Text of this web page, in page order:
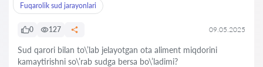
Fuqarolik sud jarayonlari
0 127 09.05.2025
Sud qarori bilan to\’lab jelayotgan ota aliment miqdorini
kamaytirishni so\’rab sudga bersa bo\’ladimi?